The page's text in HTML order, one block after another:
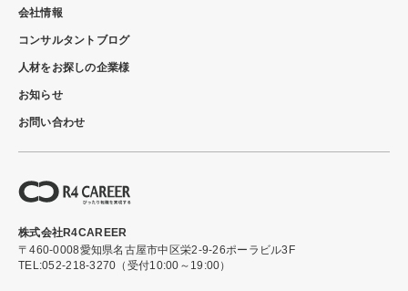
会社情報
コンサルタントブログ
人材をお探しの企業様
お知らせ
お問い合わせ
株式会社R4CAREER
〒460-0008愛知県名古屋市中区栄2-9-26ポーラビル3F
TEL:052-218-3270（受付10:00～19:00）